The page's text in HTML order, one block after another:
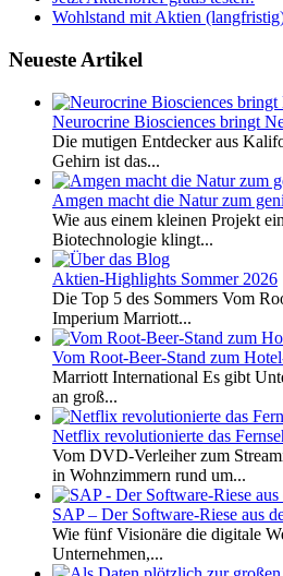
Wohlstand mit Aktien
Neueste Artikel
Neurocrine Biosciences bringt
Die mutigen Entdecker aus
Gehirn ist das...
Amgen macht die Natur zum
Wie aus einem kleinen Projekt
Biotechnologie klingt...
Aktien-Highlights Sommer 2026
Die Top 5 des Sommers Vom
Imperium Marriott...
Vom Root-Beer-Stand zum
Marriott International Es gibt
an groß...
Netflix revolutionierte das
Vom DVD-Verleiher zum
in Wohnzimmern rund um...
SAP – Der Software-Riese aus
Wie fünf Visionäre die digitale
Unternehmen,...